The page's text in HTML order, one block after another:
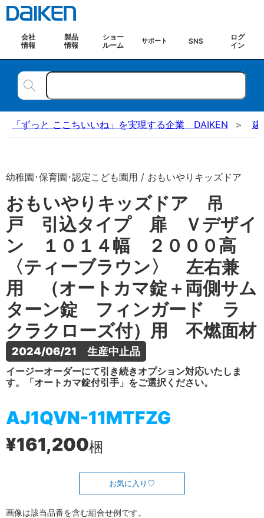
会社
情報
製品
情報
ショー
ルーム
サポート SNS
ログ
イン
「ずっと ここちいいね」を実現する企業 DAIKEN 建
幼稚園･保育園･認定こども園用 / おもいやりキッズドア
おもいやりキッズドア 吊
戸 引込タイプ 扉 Ｖデザイ
ン １０１４幅 ２０００高
〈ティーブラウン〉 左右兼
用 （オートカマ錠＋両側サム
ターン錠 フィンガード ラ
クラクローズ付）用 不燃面材
2024/06/21　生産中止品
イージーオーダーにて引き続きオプション対応いたしま
す。「オートカマ錠付引手」をご選択ください。
AJ1QVN-11MTFZG
¥161,200梱
お気に入り
画像は該当品番を含む組合せ例です。